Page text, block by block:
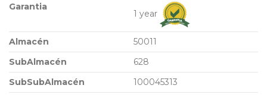
Garantia
1 year
Almacén
50011
SubAlmacén
628
SubSubAlmacén
100045313